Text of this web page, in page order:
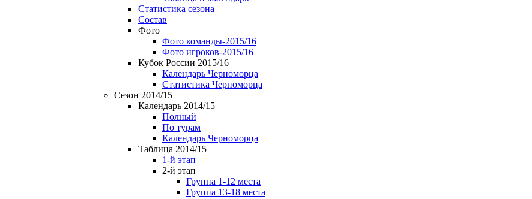
Статистика сезона
Состав
Фото
Фото команды-2015/16
Фото игроков-2015/16
Кубок России 2015/16
Календарь Черноморца
Статистика Черноморца
Сезон 2014/15
Календарь 2014/15
Полный
По турам
Календарь Черноморца
Таблица 2014/15
1-й этап
2-й этап
Группа 1-12 места
Группа 13-18 места